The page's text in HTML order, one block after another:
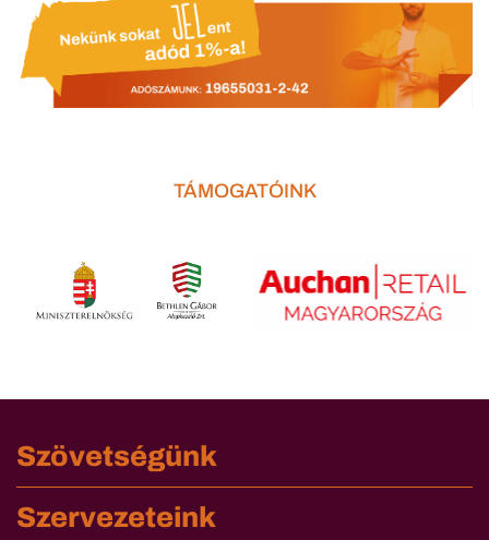
TÁMOGATÓINK
Szövetségünk
Szervezeteink